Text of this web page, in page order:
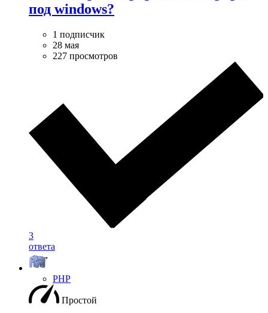
под windows?
1 подписчик
28 мая
227 просмотров
3
ответа
PHP
Простой